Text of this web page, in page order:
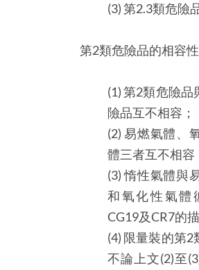
(3) 第2.3類危險
第2類危險品的相容性
(1) 第2類危險
險品互不相容；
(2) 易燃氣體、
體三者互不相容
(3) 惰性氣體與
和氧化性氣體
CG19及CR7的
(4) 限量裝的第2
不論上文(2)至